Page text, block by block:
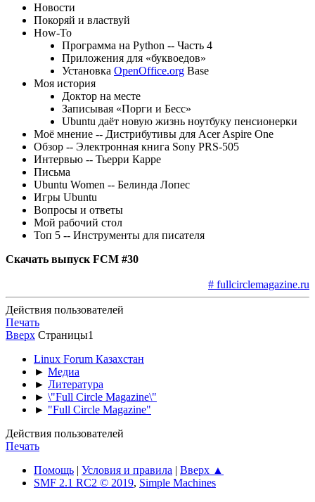
Новости
Покоряй и властвуй
How-To
Программа на Python -- Часть 4
Приложения для «буквоедов»
Установка OpenOffice.org Base
Моя история
Доктор на месте
Записывая «Порги и Бесс»
Ubuntu даёт новую жизнь ноутбуку пенсионерки
Моё мнение -- Дистрибутивы для Acer Aspire One
Обзор -- Электронная книга Sony PRS-505
Интервью -- Тьерри Карре
Письма
Ubuntu Women -- Белинда Лопес
Игры Ubuntu
Вопросы и ответы
Мой рабочий стол
Топ 5 -- Инструменты для писателя
Скачать выпуск FCM #30
# fullcirclemagazine.ru
Действия пользователей
Печать
Вверх Страницы1
Linux Forum Казахстан
► Медиа
► Литература
► \"Full Circle Magazine\"
► "Full Circle Magazine"
Действия пользователей
Печать
Помощь | Условия и правила | Вверх ▲
SMF 2.1 RC2 © 2019, Simple Machines